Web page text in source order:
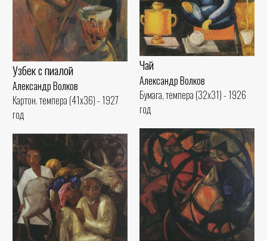
Узбек с пиалой
Александр Волков
Картон. темпера (41x36) - 1927
год
Чай
Александр Волков
Бумага, темпера (32x31) - 1926
год